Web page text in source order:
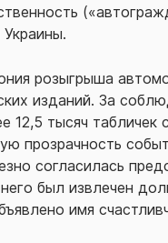
розыгрыша
изданий. За
12,5 тысяч
прозрачность
согласилась
него был извлечен
имя